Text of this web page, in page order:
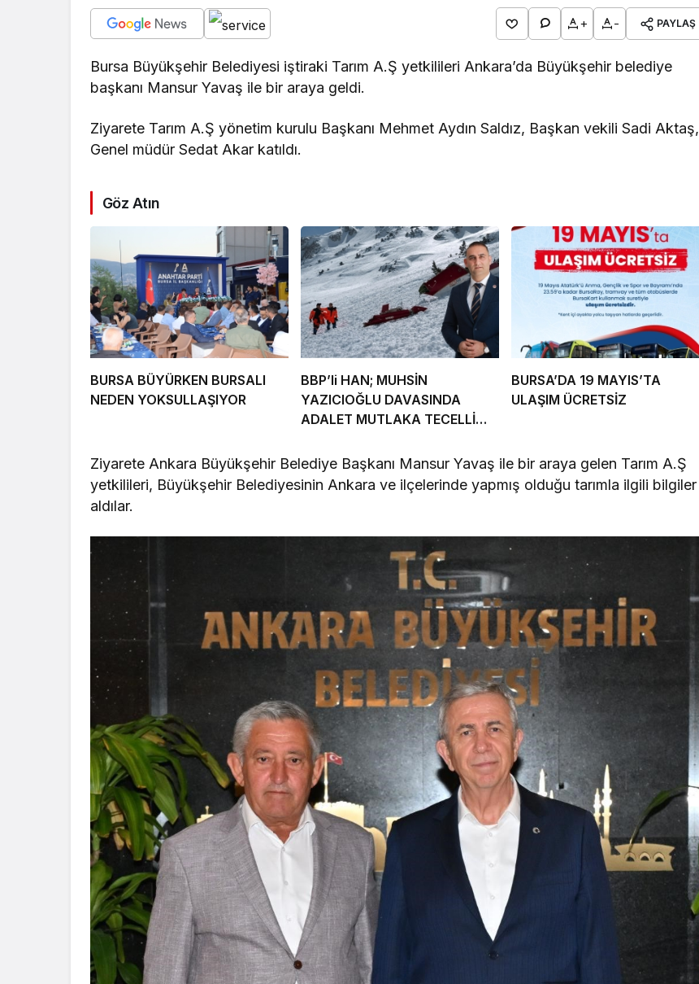
+ - PAYLAŞ
Bursa Büyükşehir Belediyesi iştiraki Tarım A.Ş yetkilileri Ankara’da Büyükşehir belediye
başkanı Mansur Yavaş ile bir araya geldi.
Ziyarete Tarım A.Ş yönetim kurulu Başkanı Mehmet Aydın Saldız, Başkan vekili Sadi Aktaş,
Genel müdür Sedat Akar katıldı.
Göz Atın
BURSA BÜYÜRKEN BURSALI
NEDEN YOKSULLAŞIYOR
BBP’li HAN; MUHSİN
YAZICIOĞLU DAVASINDA
ADALET MUTLAKA TECELLİ
BURSA’DA 19 MAYIS’TA
ULAŞIM ÜCRETSİZ
Ziyarete Ankara Büyükşehir Belediye Başkanı Mansur Yavaş ile bir araya gelen Tarım A.Ş
yetkilileri, Büyükşehir Belediyesinin Ankara ve ilçelerinde yapmış olduğu tarımla ilgili bilgiler
aldılar.